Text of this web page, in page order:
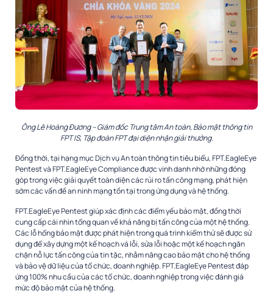
Ông Lê Hoàng Đương – Giám đốc Trung tâm An toàn, Bảo mật thông tin
FPT IS, Tập đoàn FPT đại diện nhận giải thưởng.
Đồng thời, tại hạng mục Dịch vụ An toàn thông tin tiêu biểu, FPT.EagleEye
Pentest và FPT.EagleEye Compliance được vinh danh nhờ những đóng
góp trong việc giải quyết toàn diện các rủi ro tấn công mạng, phát hiện
sớm các vấn đề an ninh mạng tồn tại trong ứng dụng và hệ thống.
FPT.EagleEye Pentest giúp xác định các điểm yếu bảo mật, đồng thời
cung cấp cái nhìn tổng quan về khả năng bị tấn công của một hệ thống.
Các lỗ hổng bảo mật được phát hiện trong quá trình kiểm thử sẽ được sử
dụng để xây dựng một kế hoạch vá lỗi, sửa lỗi hoặc một kế hoạch ngăn
chặn nỗ lực tấn công của tin tặc, nhằm nâng cao bảo mật cho hệ thống
và bảo vệ dữ liệu của tổ chức, doanh nghiệp. FPT.EagleEye Pentest đáp
ứng 100% nhu cầu của các tổ chức, doanh nghiệp trong việc đánh giá
mức độ bảo mật của hệ thống.